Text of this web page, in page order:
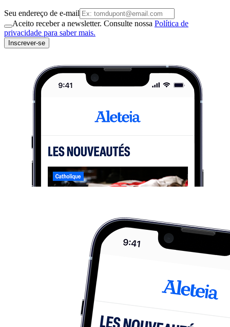
Seu endereço de e-mail
Aceito receber a newsletter. Consulte nossa Política de
privacidade para saber mais.
Inscrever-se